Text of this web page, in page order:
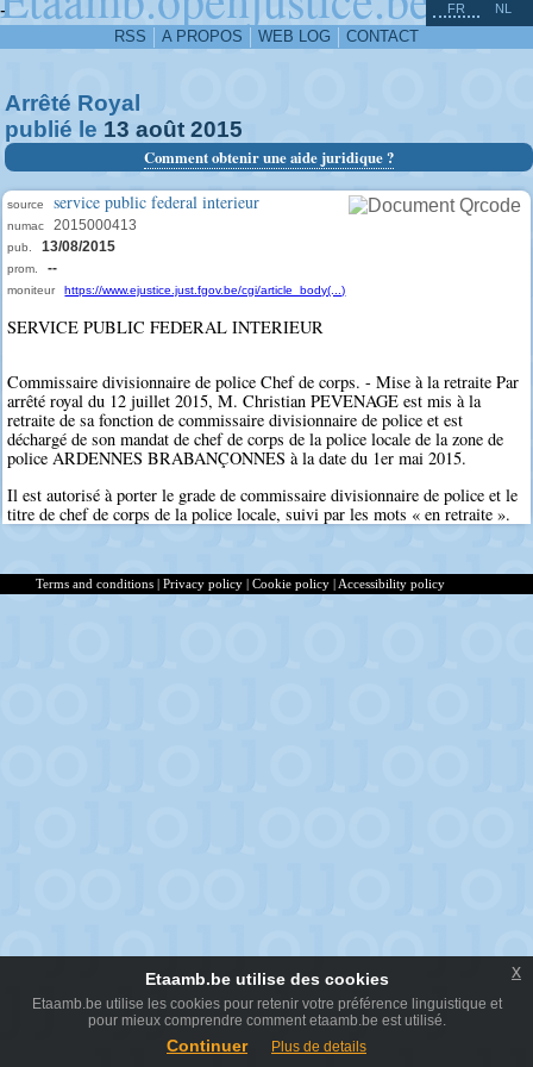
-
RSS A PROPOS WEB LOG CONTACT
FR NL
Arrêté Royal
publié le 13 août 2015
Comment obtenir une aide juridique ?
source service public federal interieur
numac 2015000413
pub. 13/08/2015
prom. --
moniteur https://www.ejustice.just.fgov.be/cgi/article_body(...)
SERVICE PUBLIC FEDERAL INTERIEUR
Commissaire divisionnaire de police Chef de corps. - Mise à la retraite Par
arrêté royal du 12 juillet 2015, M. Christian PEVENAGE est mis à la
retraite de sa fonction de commissaire divisionnaire de police et est
déchargé de son mandat de chef de corps de la police locale de la zone de
police ARDENNES BRABANÇONNES à la date du 1er mai 2015.
Il est autorisé à porter le grade de commissaire divisionnaire de police et le
titre de chef de corps de la police locale, suivi par les mots « en retraite ».
^
Terms and conditions | Privacy policy | Cookie policy | Accessibility policy
Etaamb.be utilise des cookies
Etaamb.be utilise les cookies pour retenir votre préférence linguistique et
pour mieux comprendre comment etaamb.be est utilisé.
Continuer Plus de details
x